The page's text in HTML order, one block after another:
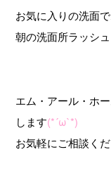
お気に入りの洗面
朝の洗面所ラッシ
エム・アール・ホ
します(*´ω`*)
お気軽にご相談くだ